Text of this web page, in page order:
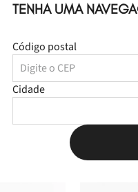
TENHA UMA
Código postal
Cidade